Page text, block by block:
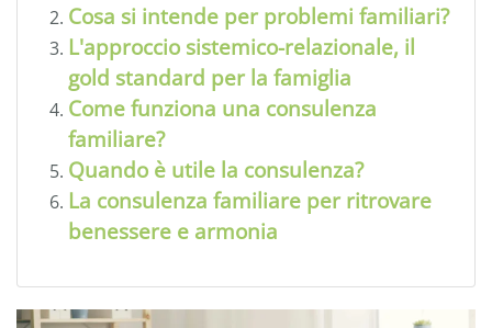
Cosa si intende per problemi familiari?
L'approccio sistemico-relazionale, il
gold standard per la famiglia
Come funziona una consulenza
familiare?
Quando è utile la consulenza?
La consulenza familiare per ritrovare
benessere e armonia